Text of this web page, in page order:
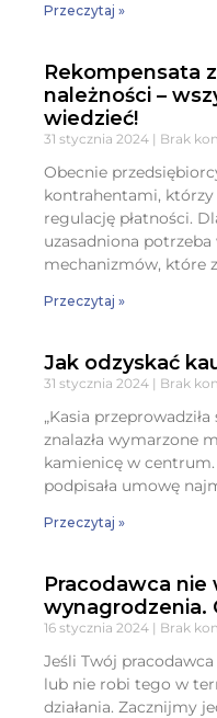
Przeczytaj »
Rekompensata
należności –
wiedzieć!
31 stycznia 2024 Brak
Obecnie
kontrahentami,
regulację płatności.
uzasadniona
mechanizmów, które
Przeczytaj »
Jak odzyskać
31 stycznia 2024 Brak
„Kasia
znalazła wymarzone
kamienicę w centrum.
podpisała umowę
Przeczytaj »
Pracodawca nie
wynagrodzenia.
16 stycznia 2024 Brak
Jeśli Twój
lub nie robi tego w
działania. Zacznijmy